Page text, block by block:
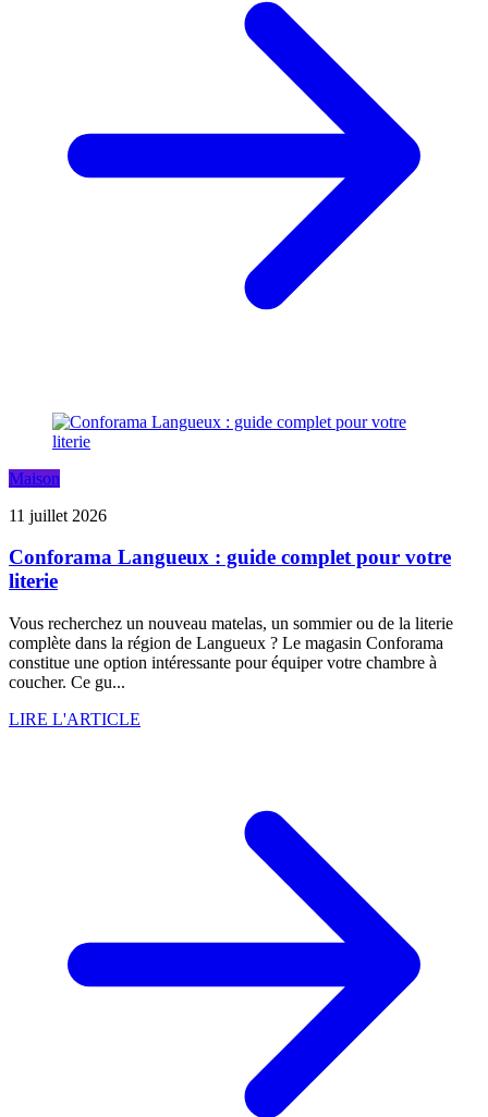
Maison
11 juillet 2026
Conforama Langueux : guide complet pour votre
literie
Vous recherchez un nouveau matelas, un sommier ou de la literie
complète dans la région de Langueux ? Le magasin Conforama
constitue une option intéressante pour équiper votre chambre à
coucher. Ce gu...
LIRE L'ARTICLE